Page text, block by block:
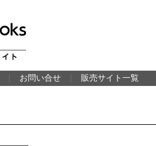
お問い合せ 販売サイト一覧